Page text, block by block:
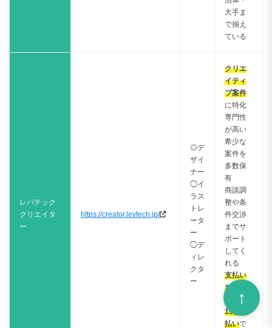
大手ま
で揃え
ている
レバテック
クリエイタ
ー
https://creator.levtech.jp/
◎デ
ザイ
ナー
◯イ
ラス
トレ
ータ
ー
◯デ
ィレ
クタ
ー
クリエ
イティ
ブ案件
に特化
専門性
が高い
希少な
案件を
多数保
有
商談調
整や条
件交渉
までサ
ポート
してく
れる
支払い
サイト
が翌月
15日支
払いで